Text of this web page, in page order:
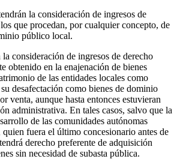
la consideración de ingresos de
que procedan, por cualquier concepto, de
público local.
consideración de ingresos de derecho
obtenido en la enajenación de bienes
de las entidades locales como
desafectación como bienes de dominio
venta, aunque hasta entonces estuvieran
administrativa. En tales casos, salvo que la
de las comunidades autónomas
quien fuera el último concesionario antes de
derecho preferente de adquisición
sin necesidad de subasta pública.